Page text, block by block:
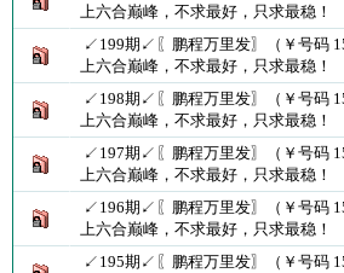
上六合巅峰，不求最好，只求最稳！
↙199期↙〖鹏程万里发〗（￥号码
上六合巅峰，不求最好，只求最稳！
↙198期↙〖鹏程万里发〗（￥号码
上六合巅峰，不求最好，只求最稳！
↙197期↙〖鹏程万里发〗（￥号码
上六合巅峰，不求最好，只求最稳！
↙196期↙〖鹏程万里发〗（￥号码
上六合巅峰，不求最好，只求最稳！
↙195期↙〖鹏程万里发〗（￥号码